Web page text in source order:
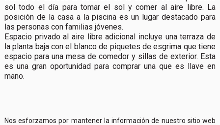
sol todo el día para tomar el sol y comer al aire libre. La
posición de la casa a la piscina es un lugar destacado para
las personas con familias jóvenes.
Espacio privado al aire libre adicional incluye una terraza de
la planta baja con el blanco de piquetes de esgrima que tiene
espacio para una mesa de comedor y sillas de exterior. Esta
es una gran oportunidad para comprar una que es llave en
mano.
Nos esforzamos por mantener la información de nuestro sitio web